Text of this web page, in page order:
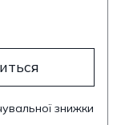
знижки